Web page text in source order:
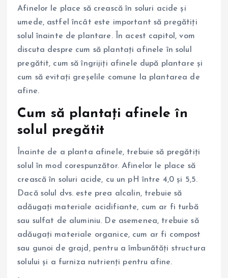
Afinelor le place să crească în soluri acide și
umede, astfel încât este important să pregătiți
solul înainte de plantare. În acest capitol, vom
discuta despre cum să plantați afinele în solul
pregătit, cum să îngrijiți afinele după plantare și
cum să evitați greșelile comune la plantarea de
afine.
Cum să plantați afinele în
solul pregătit
Înainte de a planta afinele, trebuie să pregătiți
solul în mod corespunzător. Afinelor le place să
crească în soluri acide, cu un pH între 4,0 și 5,5.
Dacă solul dvs. este prea alcalin, trebuie să
adăugați materiale acidifiante, cum ar fi turbă
sau sulfat de aluminiu. De asemenea, trebuie să
adăugați materiale organice, cum ar fi compost
sau gunoi de grajd, pentru a îmbunătăți structura
solului și a furniza nutrienți pentru afine.